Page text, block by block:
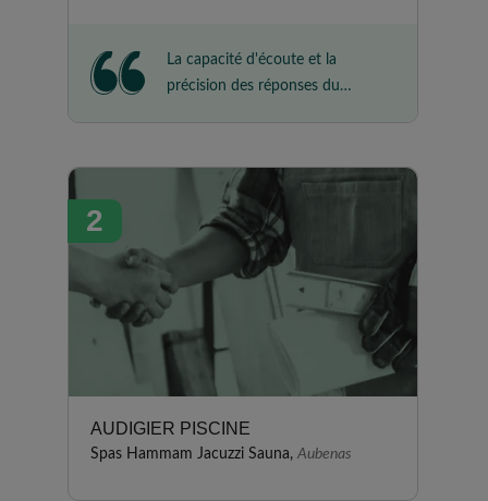
La capacité d'écoute et la
précision des réponses du
jamais démenti, du projet à ce
jour. J'ai également apprécie la
réactivité pour les interventions
après la mise en service de la
piscine. En plus d'être
sympathiques, l'assistante
commerciale et les techniciens
des "Piscines du Vivarais" sont
très professionnels et maitrisent
bien leur domaine. Satisfaction
totale, je recommande "Les
Piscines du Vivarais" à mes
2
AUDIGIER PISCINE
Spas Hammam Jacuzzi Sauna, Aubenas